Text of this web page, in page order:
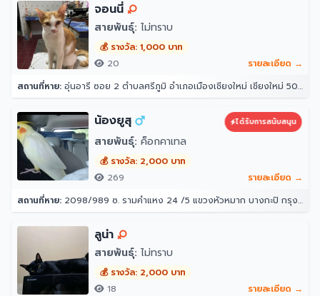
จอนนี่
สายพันธุ์: ไม่ทราบ
💰 รางวัล: 1,000 บาท
20
รายละเอียด →
สถานที่หาย: อุ่นอารี ซอย 2 ตำบลศรีภูมิ อำเภอเมืองเชียงใหม่ เชียงใหม่ 50300
น้องยูสุ ได้รับการสนับสนุน
สายพันธุ์: ค็อกคาเทล
💰 รางวัล: 2,000 บาท
269
รายละเอียด →
สถานที่หาย: 2098/989 ซ. รามคำแหง 24 /5 แขวงหัวหมาก บางกะปิ กรุงเทพมหานคร 10240
ลูน่า
สายพันธุ์: ไม่ทราบ
💰 รางวัล: 2,000 บาท
18
รายละเอียด →